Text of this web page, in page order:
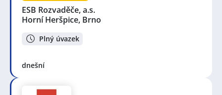
ESB Rozvaděče, a.s.
Horní Heršpice, Brno
Plný úvazek
dnešní